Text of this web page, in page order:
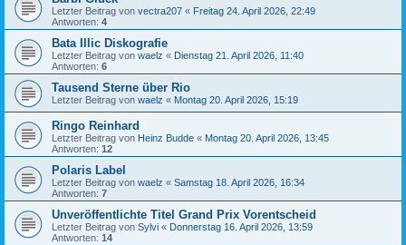
Letzter Beitrag von vectra207 « Freitag 24. April 2026, 22:49
Antworten: 4
Bata Illic Diskografie
Letzter Beitrag von waelz « Dienstag 21. April 2026, 11:40
Antworten: 6
Tausend Sterne über Rio
Letzter Beitrag von waelz « Montag 20. April 2026, 15:19
Ringo Reinhard
Letzter Beitrag von Heinz Budde « Montag 20. April 2026, 13:45
Antworten: 12
Polaris Label
Letzter Beitrag von waelz « Samstag 18. April 2026, 16:34
Antworten: 7
Unveröffentlichte Titel Grand Prix Vorentscheid
Letzter Beitrag von Sylvi « Donnerstag 16. April 2026, 13:59
Antworten: 14